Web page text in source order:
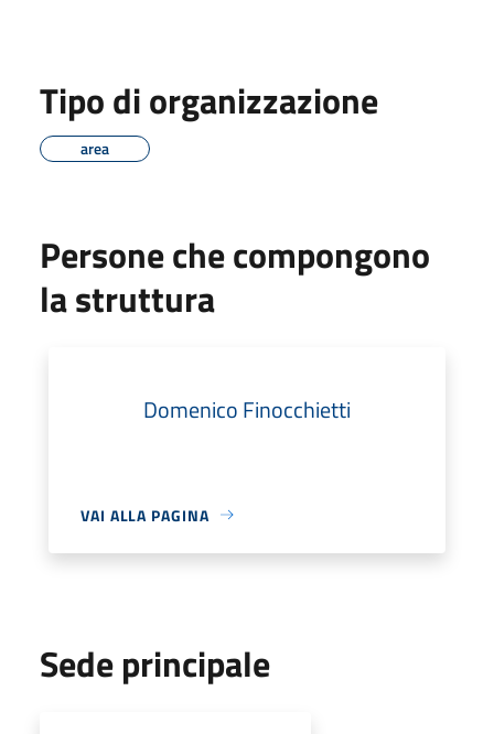
Tipo di organizzazione
area
Persone che compongono
la struttura
Domenico Finocchietti
VAI ALLA PAGINA
Sede principale